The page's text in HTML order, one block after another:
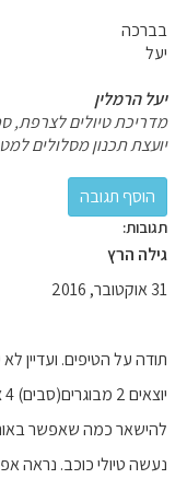
בברכה
יעל
יעל הרמלין
מדריכת טיולים לצרפת,
יועצת תכנון מסלולים
תגובות:
גילה הרץ
31 אוקטובר, 2016
תודה על הטיפים. ועדיין
נעשה טיולי כוכב. נראה